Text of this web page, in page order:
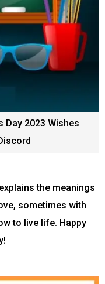
Day 2023 Wishes
the meanings
sometimes with
to live life. Happy